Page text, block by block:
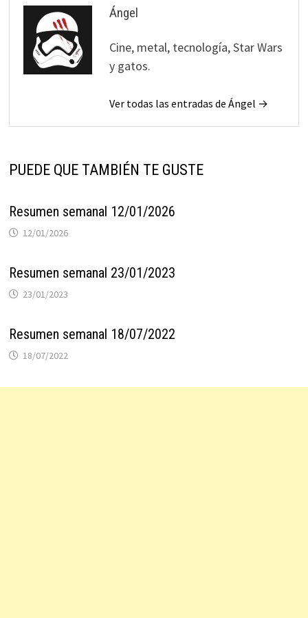
Ángel
Cine, metal, tecnología, Star Wars
y gatos.
Ver todas las entradas de Ángel →
PUEDE QUE TAMBIÉN TE GUSTE
Resumen semanal 12/01/2026
12/01/2026
Resumen semanal 23/01/2023
23/01/2023
Resumen semanal 18/07/2022
18/07/2022